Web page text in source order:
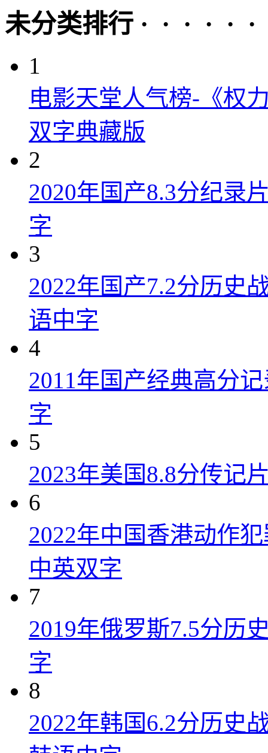
未分类排行 · · · · · ·
1
电影天堂人气榜-《权
双字典藏版
2
2020年国产8.3分纪录
字
3
2022年国产7.2分历史
语中字
4
2011年国产经典高分
字
5
2023年美国8.8分传记
6
2022年中国香港动作
中英双字
7
2019年俄罗斯7.5分历
字
8
2022年韩国6.2分历史